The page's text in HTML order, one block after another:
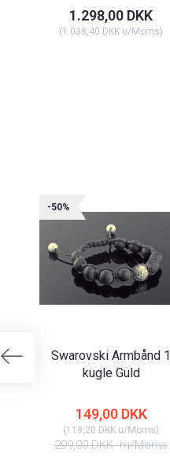
1.298,00 DKK
(1.038,40 DKK u/Moms)
-50%
Swarovski Armbånd 1
kugle Guld
149,00 DKK
(119,20 DKK u/Moms)
299,00 DKKm/Moms